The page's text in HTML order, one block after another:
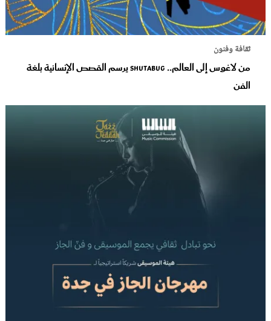
ثقافة وفنون
من لاغوس إلى العالم.. Shutabug يرسم القصص الإنسانية بلغة
الفن